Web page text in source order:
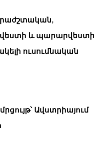
և պարարվեստի
ուսումնական
Ավստրիայում